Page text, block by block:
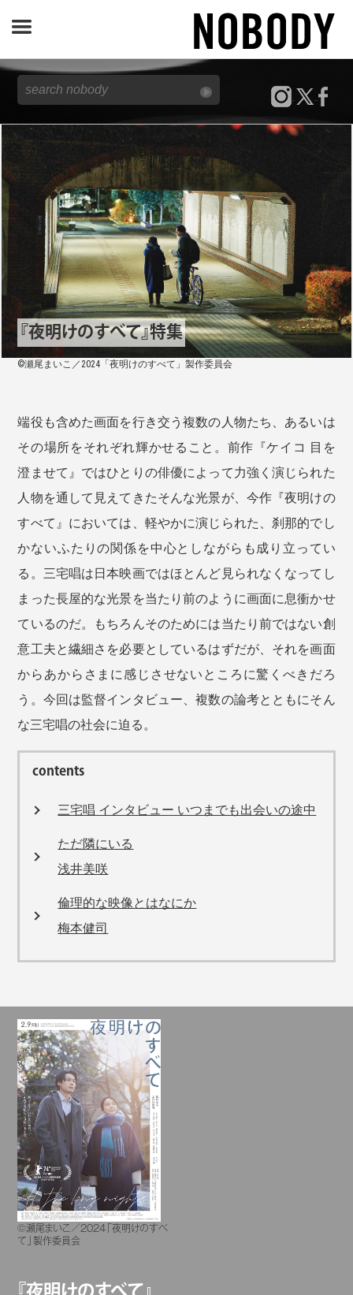
JOURNAL
SPECIAL
REPORT
NOBODY STORE
『夜明けのすべて』特集
©瀬尾まいこ／2024「夜明けのすべて」製作委員会
端役も含めた画面を行き交う複数の人物たち、あるいは
その場所をそれぞれ輝かせること。前作『ケイコ 目を
澄ませて』ではひとりの俳優によって力強く演じられた
人物を通して見えてきたそんな光景が、今作『夜明けの
すべて』においては、軽やかに演じられた、刹那的でし
かないふたりの関係を中心としながらも成り立ってい
る。三宅唱は日本映画ではほとんど見られなくなってし
まった長屋的な光景を当たり前のように画面に息衝かせ
ているのだ。もちろんそのためには当たり前ではない創
意工夫と繊細さを必要としているはずだが、それを画面
からあからさまに感じさせないところに驚くべきだろ
う。今回は監督インタビュー、複数の論考とともにそん
な三宅唱の社会に迫る。
contents
三宅唱 インタビュー いつまでも出会いの途中
ただ隣にいる
浅井美咲
倫理的な映像とはなにか
梅本健司
©瀬尾まいこ／2024「夜明けのすべ
て」製作委員会